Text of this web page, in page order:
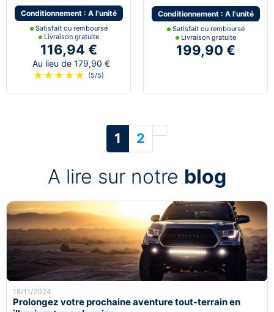
Conditionnement : A l'unité
Satisfait ou remboursé
Livraison gratuite
116,94 €
Au lieu de 179,90 €
★ ★ ★ ★ ★ (5/5)
Conditionnement : A l'unité
Satisfait ou remboursé
Livraison gratuite
199,90 €
1 2 Suivant
A lire sur notre blog
18/11/2024
Prolongez votre prochaine aventure tout-terrain en